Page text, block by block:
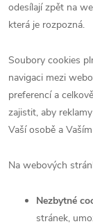
odesílají zpět na
která je rozpozná.
Soubory cookies
navigaci mezi
preferencí a
zajistit, aby
Vaší osobě a
Na webových
Nezbytné
stránek,